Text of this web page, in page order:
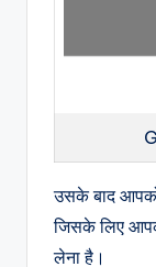
उसके बाद
जिसके लिए
लेना है।